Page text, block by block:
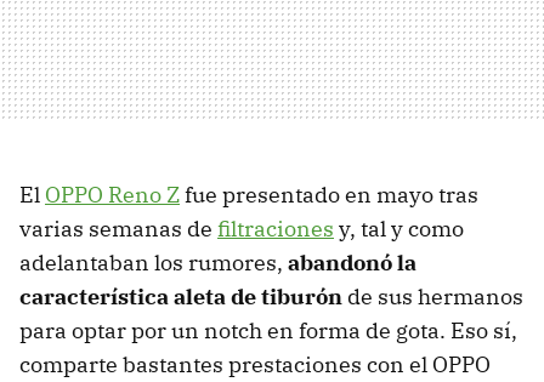
El OPPO Reno Zfue presentado en mayo tras
varias semanas de filtraciones y, tal y como
adelantaban los rumores, abandonó la
característica aleta de tiburón de sus hermanos
para optar por un notch en forma de gota. Eso sí,
comparte bastantes prestaciones con el OPPO